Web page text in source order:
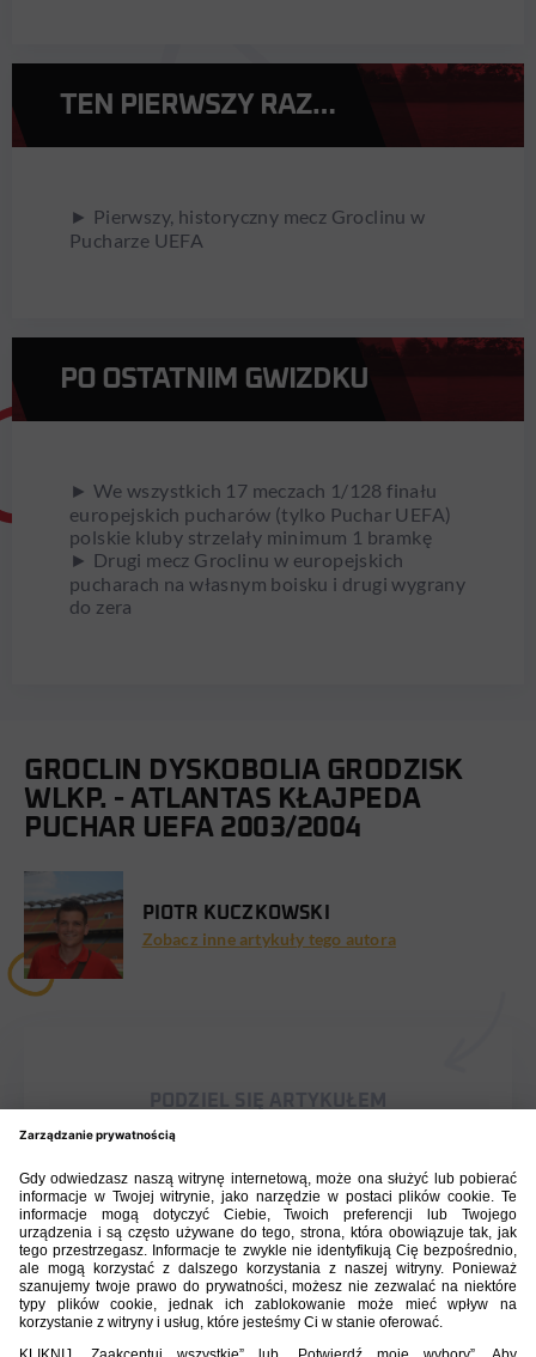
TEN PIERWSZY RAZ…
► Pierwszy, historyczny mecz Groclinu w
Pucharze UEFA
PO OSTATNIM GWIZDKU
► We wszystkich 17 meczach 1/128 finału
europejskich pucharów (tylko Puchar UEFA)
polskie kluby strzelały minimum 1 bramkę
► Drugi mecz Groclinu w europejskich
pucharach na własnym boisku i drugi wygrany
do zera
GROCLIN DYSKOBOLIA GRODZISK
WLKP. - ATLANTAS KŁAJPEDA
PUCHAR UEFA 2003/2004
PIOTR KUCZKOWSKI
Zobacz inne artykuły tego autora
PODZIEL SIĘ ARTYKUŁEM
BIBLIOTEKA PZPN
ŁACZY NAS PIŁKA
ROZGRYWKI